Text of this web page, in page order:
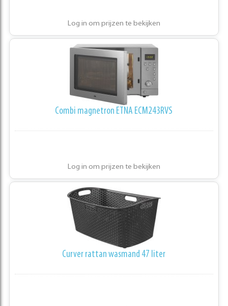
Log in om prijzen te bekijken
Combi magnetron ETNA ECM243RVS
Log in om prijzen te bekijken
Curver rattan wasmand 47 liter